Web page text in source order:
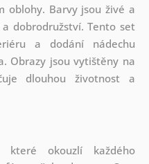
oblohy. Barvy jsou živé a
dobrodružství. Tento set
a dodání nádechu
Obrazy jsou vytištěny na
dlouhou životnost a
které okouzlí každého